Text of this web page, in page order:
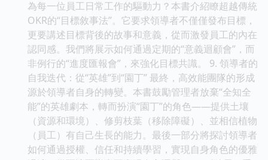
為每一位員工日常工作的驅動力？本書介紹瞭超越傳統
OKR的“目標敘事法”。它要求領導者不僅僅發布目標，
更要講述目標背後的故事和意義，從而激發員工的內在
認同感。我們將展示如何通過定期的“意義迴顧會”，而
非例行的“進度匯報會”，來強化目標共識。 9. 領導者的
自我迭代：從“英雄”到“園丁” 最終，高效能團隊的形成
源於領導者自身的轉變。本書鼓勵管理者放棄“全知全
能”的英雄劇本，轉而扮演“園丁”的角色——提供土壤
（資源和環境）、修剪枝葉（移除障礙）、並相信植物
（員工）有自己生長的能力。最後一部分將探討領導者
如何通過授權、信任和持續學習，實現自身角色的優雅